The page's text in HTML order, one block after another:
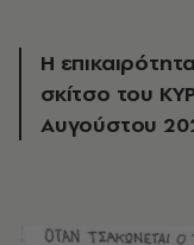
Η
σκίτσο του
Αυγούστου